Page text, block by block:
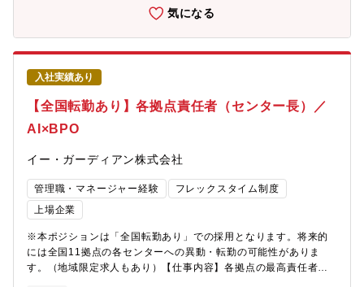
感」を圧倒的に引き上げる必要があります。蓄積されたビッグデ
ータをもとにLOWYA事業を次の次元へと進化させるべく、プロダ
クト開発を強力に推進してくれる部長候補を募集します。新しい
試みであり、失敗を恐れず、トライアンドエラーを繰り返しなが
ら、自走してほしいと考えております。【入社後にお任せしたい
業務】まずは、社内のAIプロジェクトの一員として以下の業務を
推進いただき、当社のデータや業務フローへの理解を深めていた
だきます。将来的には、AI活用を全社規模で推進する責任者とし
て、組織マネジメントや全社的なAI戦略の立案・実行を主導いた
マーケティングなど、社内のあらゆる部門の生産性を劇的に向上
させるAIツールの設計・開発・AIを活用した新たな顧客体験の検
証・開発・BigQuery上の膨大な数値データを、AI活用が可能な形
式に構造化上記テーマに限らず、生産性を劇的に向上させるご提
案をお待ちしております。【本ポジションならではのやりが
い】・リアルな購買・行動データを扱うことができ、施策の効果
が売上やユーザーレビューとしてダイレクトに返ってくる手応え
があります。・BigQueryを起点としたモダンなデータ基盤の上
気になる
入社実績あり
【全国転勤あり】各拠点責任者（センター長）／
AI×BPO
イー・ガーディアン株式会社
管理職・マネージャー経験
フレックスタイム制度
上場企業
※本ポジションは「全国転勤あり」での採用となります。将来的
には全国11拠点の各センターへの異動・転勤の可能性がありま
す。（地域限定求人もあり）【仕事内容】各拠点の最高責任者と